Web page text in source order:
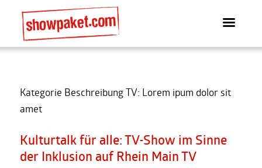
Kategorie Beschreibung TV: Lorem ipum dolor sit
amet
Kulturtalk für alle: TV-Show im Sinne
der Inklusion auf Rhein Main TV